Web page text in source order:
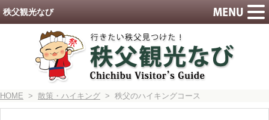
HOME > 散策・ハイキング > 秩父のハイキングコース
秩父観光なび